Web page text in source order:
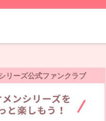
リーズ公式ファンクラブ